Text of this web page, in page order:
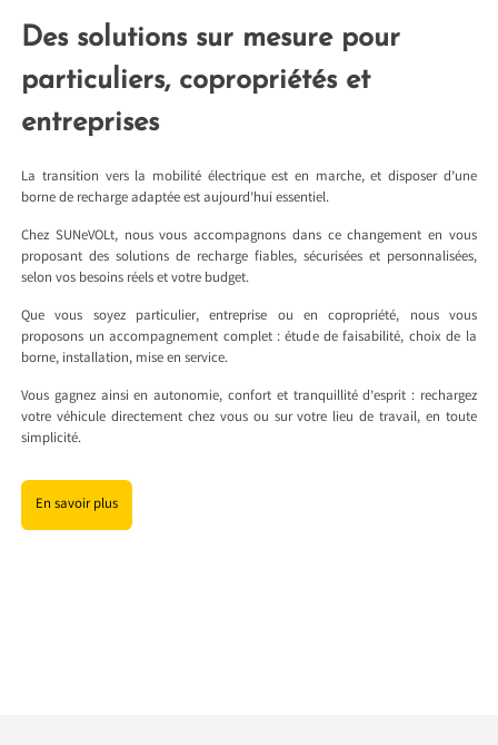
Des solutions sur mesure pour
particuliers, copropriétés et
entreprises
La transition vers la mobilité électrique est en marche, et disposer d’une
borne de recharge adaptée est aujourd’hui essentiel.
Chez SUNeVOLt, nous vous accompagnons dans ce changement en vous
proposant des solutions de recharge fiables, sécurisées et personnalisées,
selon vos besoins réels et votre budget.
Que vous soyez particulier, entreprise ou en copropriété, nous vous
proposons un accompagnement complet : étude de faisabilité, choix de la
borne, installation, mise en service.
Vous gagnez ainsi en autonomie, confort et tranquillité d’esprit : rechargez
votre véhicule directement chez vous ou sur votre lieu de travail, en toute
simplicité.
En savoir plus